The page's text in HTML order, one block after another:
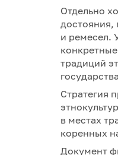
Отдельно
достояния,
и ремесел.
традиций
Стратегия
в местах
коренных
Документ